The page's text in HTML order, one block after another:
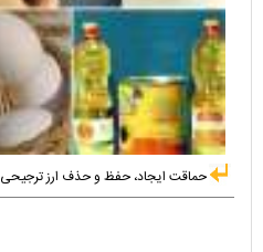
حماقت ایجاد، حفظ و حذف ارز ترجیحی